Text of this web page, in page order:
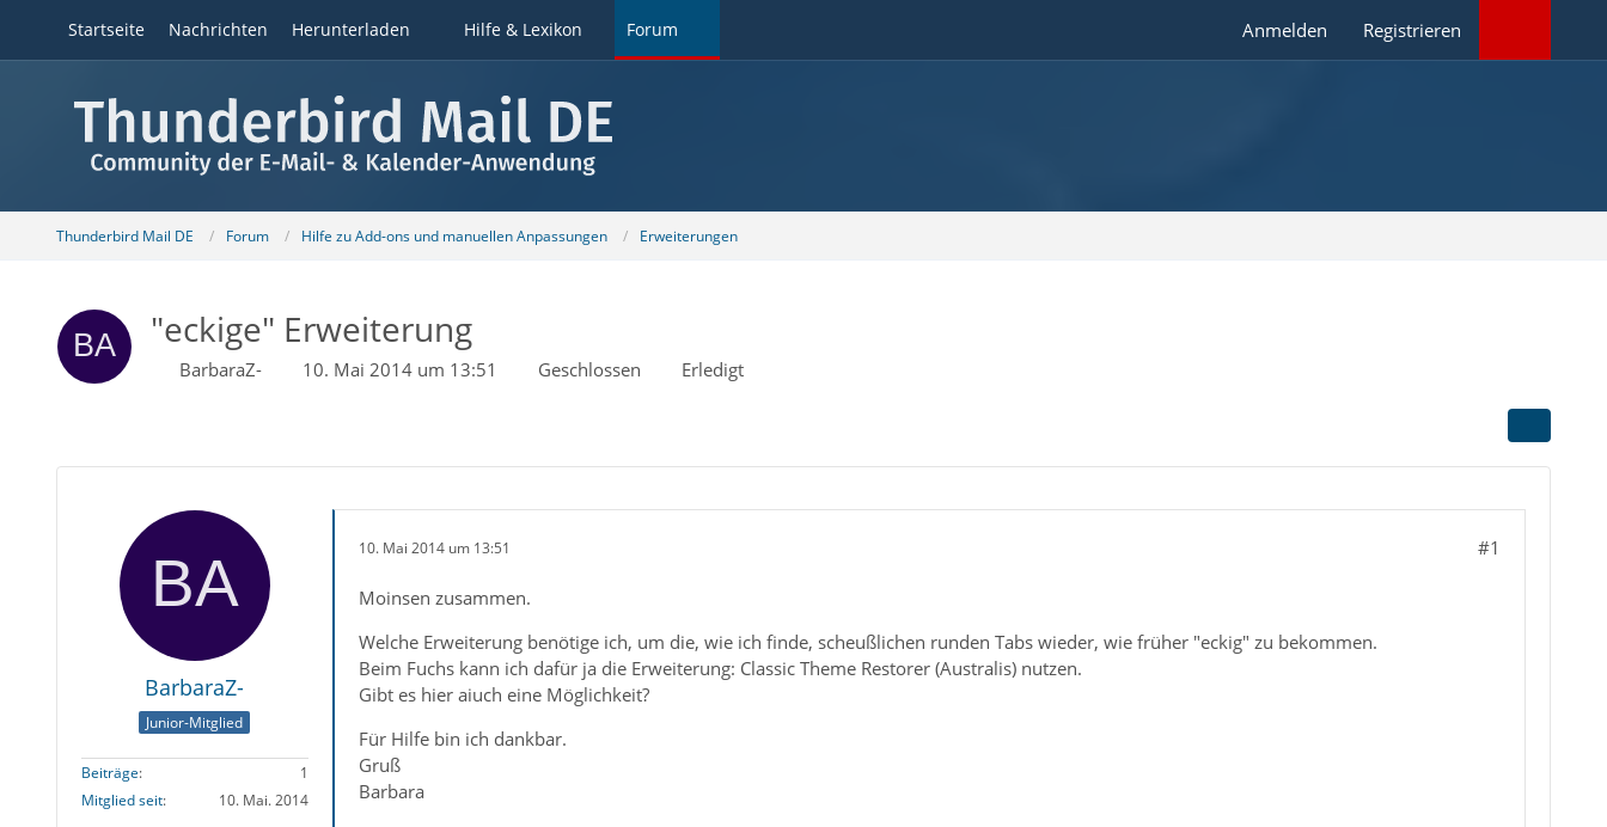
Startseite Nachrichten Herunterladen Hilfe & Lexikon Forum Anmelden Registrieren
Thunderbird Mail DE Forum Hilfe zu Add-ons und manuellen Anpassungen Erweiterungen
"eckige" Erweiterung
BarbaraZ- 10. Mai 2014 um 13:51 Geschlossen Erledigt
BarbaraZ-
Junior-Mitglied
Beiträge
1
Mitglied seit
10. Mai. 2014
10. Mai 2014 um 13:51 #1
Moinsen zusammen.
Welche Erweiterung benötige ich, um die, wie ich finde, scheußlichen runden Tabs wieder, wie früher "eckig" zu bekommen.
Beim Fuchs kann ich dafür ja die Erweiterung: Classic Theme Restorer (Australis) nutzen.
Gibt es hier aiuch eine Möglichkeit?
Für Hilfe bin ich dankbar.
Gruß
Barbara